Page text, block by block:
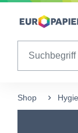
Table Of Content
Shop